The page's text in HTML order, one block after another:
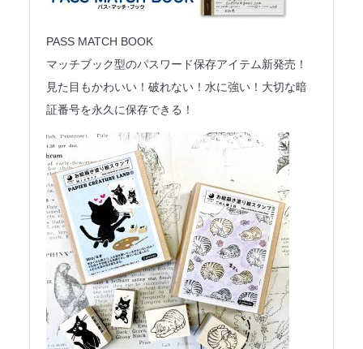
PASS MATCH BOOK
マッチブック型のパスワード保存アイテム新発売！
見た目もかわいい！破れない！水に強い！大切な暗
証番号を永久に保存できる！